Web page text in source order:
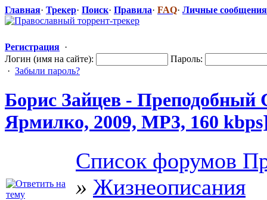
Главная· Трекер· Поиск· Правила· FAQ· Личные сообщения
Регистрация ·
Логин (имя на сайте):
Пароль:
· Забыли пароль?
Борис Зайцев - Преподобный
Ярмилко, 2009, MP3, 160
Список форумов
» Жизнеописания